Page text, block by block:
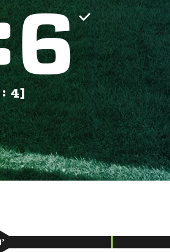

4]